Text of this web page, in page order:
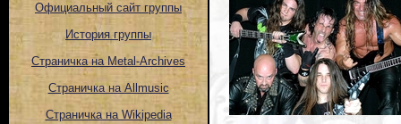
Официальный сайт группы
История группы
Страничка на Metal-Archives
Страничка на Allmusic
Страничка на Wikipedia